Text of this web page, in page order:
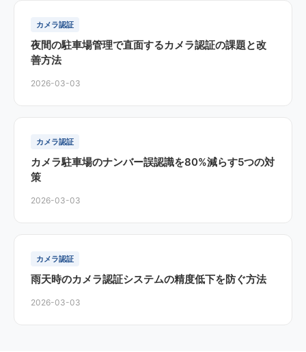
カメラ認証
夜間の駐車場管理で直面するカメラ認証の課題と改
善方法
2026-03-03
カメラ認証
カメラ駐車場のナンバー誤認識を80%減らす5つの対
策
2026-03-03
カメラ認証
雨天時のカメラ認証システムの精度低下を防ぐ方法
2026-03-03